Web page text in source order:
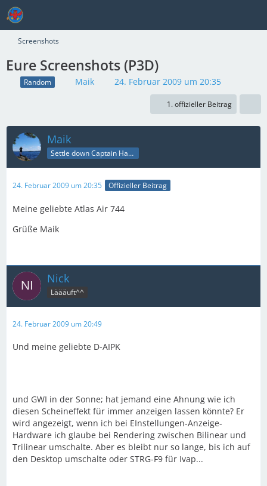
Screenshots
Eure Screenshots (P3D)
Random Maik 24. Februar 2009 um 20:35
1. offizieller Beitrag
Maik
Settle down Captain Happy
24. Februar 2009 um 20:35 Offizieller Beitrag
Meine geliebte Atlas Air 744
Grüße Maik
Nick
Läääuft^^
24. Februar 2009 um 20:49
Und meine geliebte D-AIPK
und GWI in der Sonne; hat jemand eine Ahnung wie ich
diesen Scheineffekt für immer anzeigen lassen könnte? Er
wird angezeigt, wenn ich bei EInstellungen-Anzeige-
Hardware ich glaube bei Rendering zwischen Bilinear und
Trilinear umschalte. Aber es bleibt nur so lange, bis ich auf
den Desktop umschalte oder STRG-F9 für Ivap...